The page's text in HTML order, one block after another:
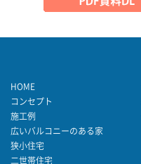
HOME
コンセプト
施工例
広いバルコニーのある家
狭小住宅
二世帯住宅